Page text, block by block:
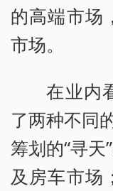
的高端市场
市场。
在业内
了两种不同
筹划的“寻
及房车市场